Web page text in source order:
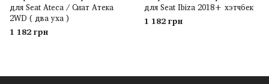
для Seat Ateca / Сиат Атека
2WD ( два уха )
1 182 грн
для Seat Ibiza 2018+ хэтчбек
1 182 грн